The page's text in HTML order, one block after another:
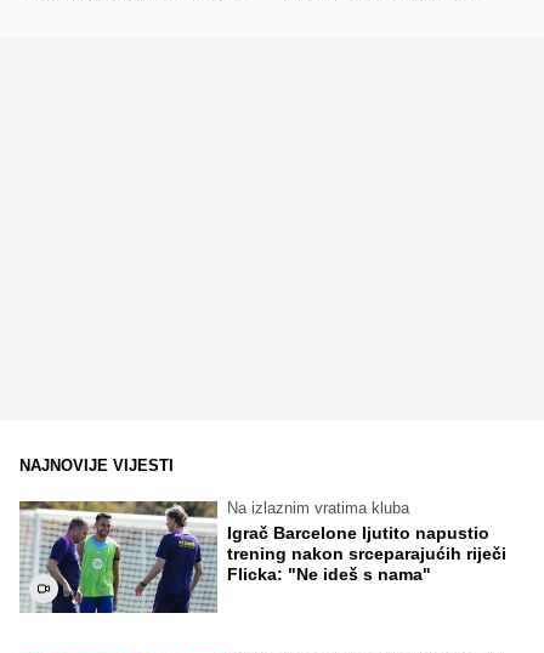
NAJNOVIJE VIJESTI
Na izlaznim vratima kluba
Igrač Barcelone ljutito napustio
trening nakon srceparajućih riječi
Flicka: "Ne ideš s nama"